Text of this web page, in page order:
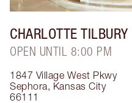
CHARLOTTE TILBURY
OPEN UNTIL 8:00 PM
1847 Village West Pkwy
Sephora, Kansas City
66111